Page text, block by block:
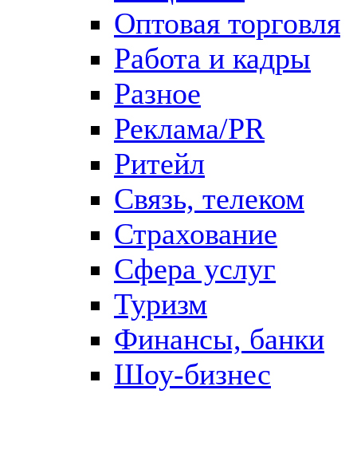
Оптовая торговля
Работа и кадры
Разное
Реклама/PR
Ритейл
Связь, телеком
Страхование
Сфера услуг
Туризм
Финансы, банки
Шоу-бизнес